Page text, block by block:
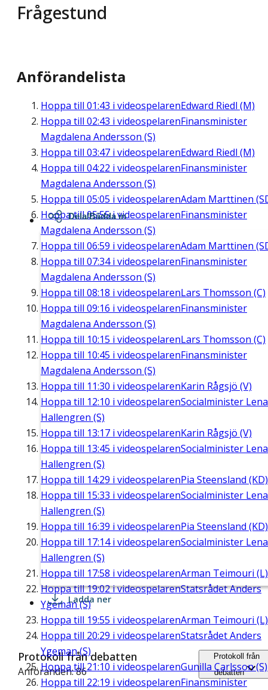
Frågestund
Anförandelista
Hoppa till 01:43 i videospelarenEdward Riedl (M)
Hoppa till 02:43 i videospelarenFinansminister
Magdalena Andersson (S)
Hoppa till 03:47 i videospelarenEdward Riedl (M)
Hoppa till 04:22 i videospelarenFinansminister
Magdalena Andersson (S)
Hoppa till 05:05 i videospelarenAdam Marttinen
Hoppa till05:55i videospelarenFinansminister
Magdalena Andersson (S)
Hoppa till 06:59 i videospelarenAdam Marttinen
Hoppa till 07:34i videospelarenFinansminister
Magdalena Andersson (S)
Hoppa till 08:18 i videospelarenLars Thomsson (C)
Hoppa till 09:16 i videospelarenFinansminister
Magdalena Andersson (S)
Hoppa till 10:15 i videospelarenLars Thomsson (C)
Hoppa till 10:45 i videospelarenFinansminister
Magdalena Andersson (S)
Hoppa till 11:30 i videospelarenKarin Rågsjö (V)
Hoppa till 12:10 i videospelarenSocialminister Lena
Hallengren (S)
Hoppa till 13:17 i videospelarenKarin Rågsjö (V)
Hoppa till 13:45 i videospelarenSocialminister Lena
Hallengren (S)
Hoppa till 14:29 i videospelarenPia Steensland (KD)
Hoppa till 15:33 i videospelarenSocialminister Lena
Hallengren (S)
Hoppa till 16:39 i videospelarenPia Steensland (KD)
Hoppa till 17:14i videospelarenSocialminister Lena
Hallengren (S)
Hoppa till 17:58 i videospelarenArman Teimouri (L)
Hoppa till19:02i videospelarenStatsrådet Anders
Ygeman (S)
Hoppa till 19:55 i videospelarenArman Teimouri (L)
Hoppa till 20:29 i videospelarenStatsrådet Anders
Ygeman (S)
Hoppa till21:10 i videospelarenGunilla Carlsson (S)
Hoppa till 22:19 i videospelarenFinansminister
Dela/Bädda in
Ladda ner
Protokoll från debatten
Anföranden: 86
Protokoll från
debatten